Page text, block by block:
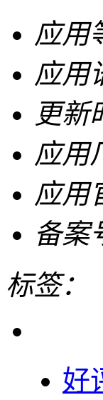
应用
应用
更新
应用
应用
备案
标签：
好